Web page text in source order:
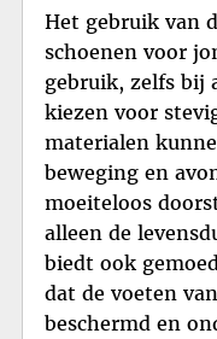
Het gebruik van
schoenen voor
gebruik, zelfs bij
kiezen voor
materialen
beweging en
moeiteloos
alleen de
biedt ook
dat de voeten
beschermd en